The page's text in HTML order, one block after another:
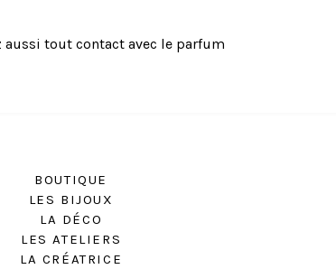
aussi tout contact avec le parfum
BOUTIQUE
LES BIJOUX
LA DÉCO
LES ATELIERS
LA CRÉATRICE